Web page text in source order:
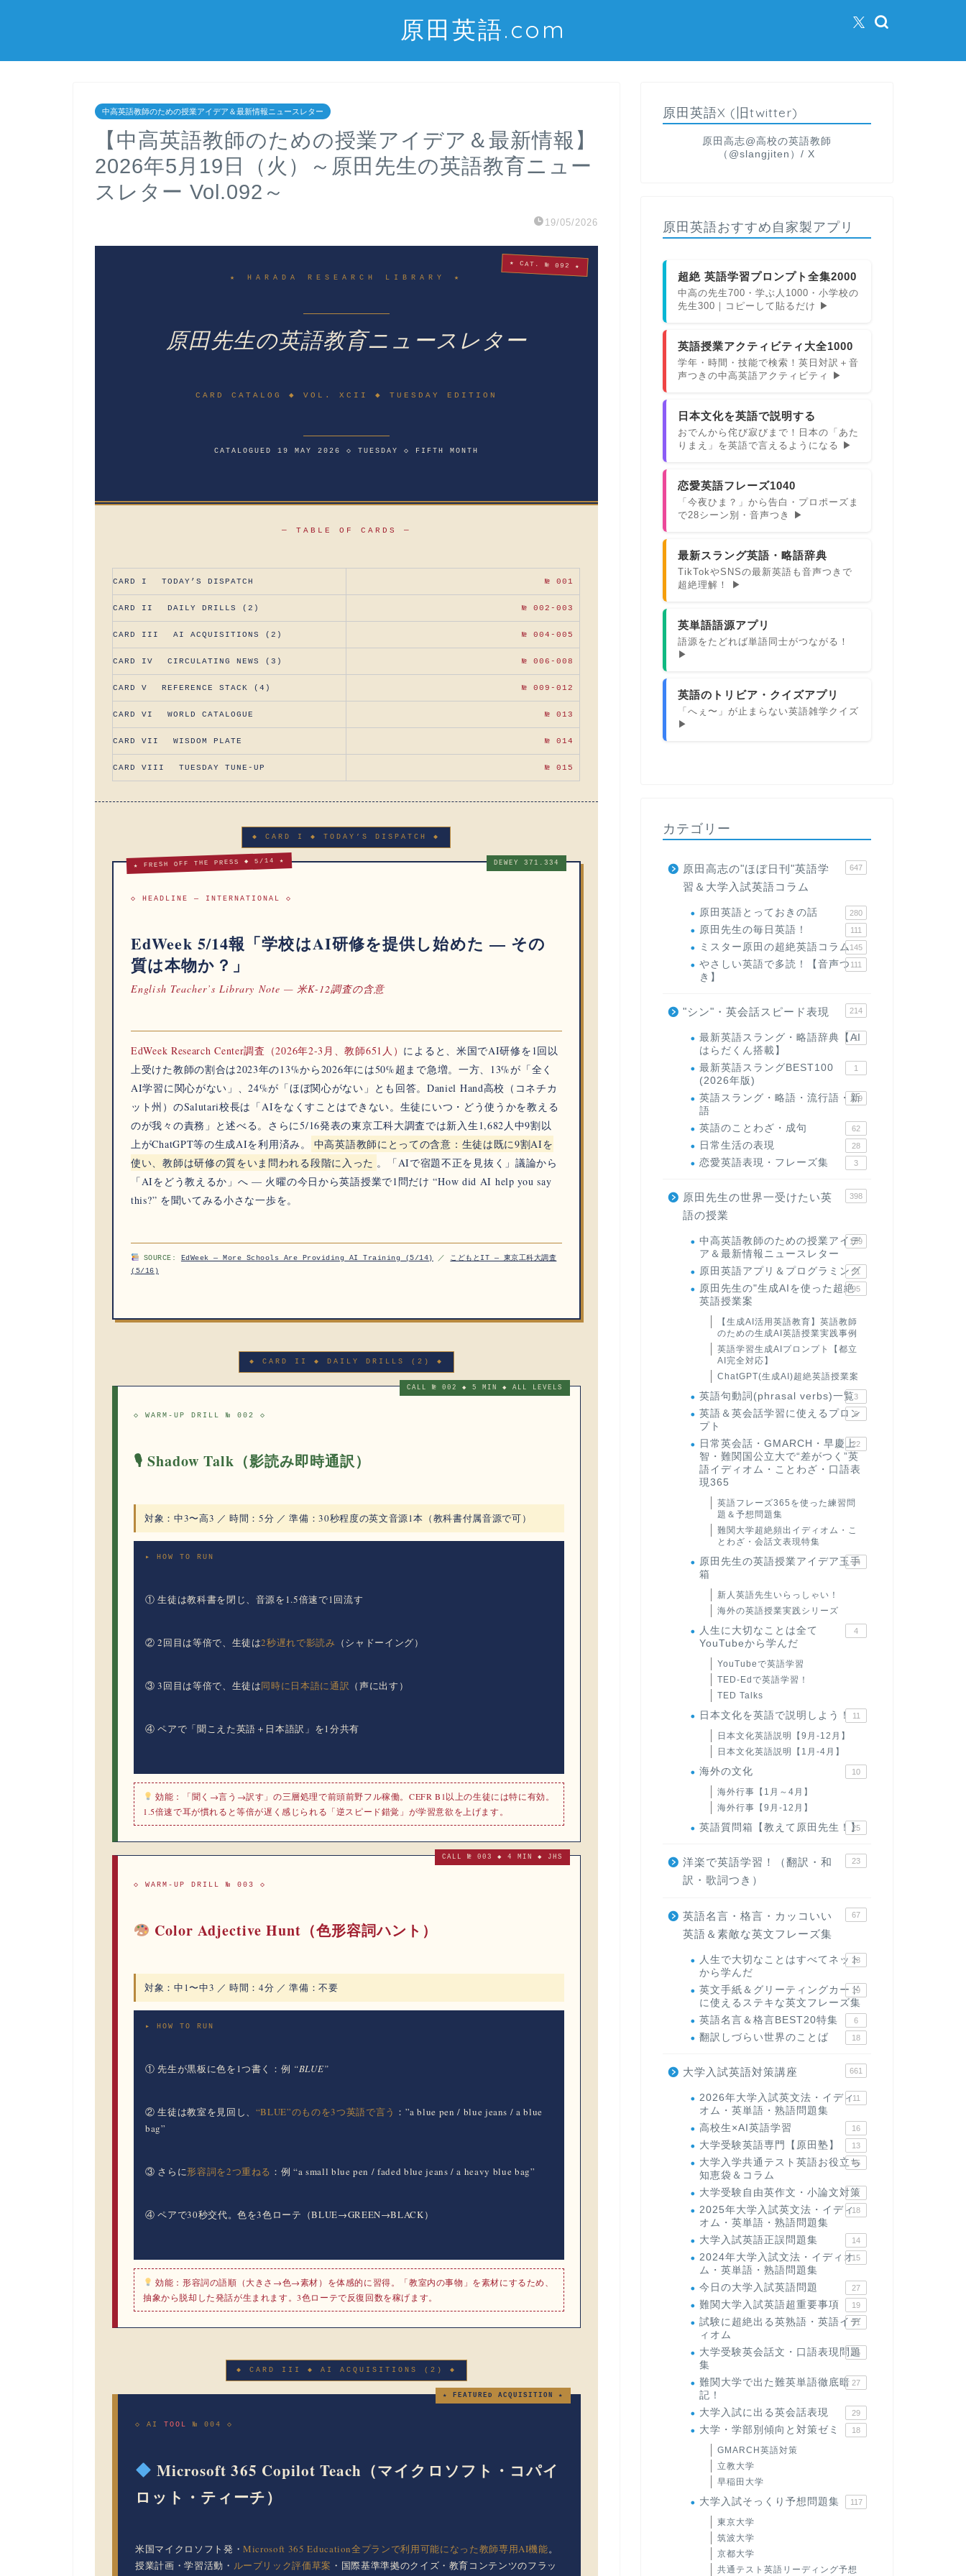
原田英語.com
中高英語教師のための授業アイデア＆最新情報ニュースレター
【中高英語教師のための授業アイデア＆最新情報】
2026年5月19日（火）～原田先生の英語教育ニュー
スレター Vol.092～
19/05/2026
★ CAT. № 092 ★
★ HARADA RESEARCH LIBRARY ★
原田先生の英語教育ニュースレター
CARD CATALOG ◆ VOL. XCII ◆ TUESDAY EDITION
CATALOGUED 19 MAY 2026 ◇ TUESDAY ◇ FIFTH MONTH
— TABLE OF CARDS —
CARD I TODAY’S DISPATCH № 001
CARD II DAILY DRILLS (2) № 002-003
CARD III AI ACQUISITIONS (2) № 004-005
CARD IV CIRCULATING NEWS (3) № 006-008
CARD V REFERENCE STACK (4) № 009-012
CARD VI WORLD CATALOGUE № 013
CARD VII WISDOM PLATE № 014
CARD VIII TUESDAY TUNE-UP № 015
◆ CARD I ◆ TODAY’S DISPATCH ◆
★ FRESH OFF THE PRESS ◆ 5/14 ★ DEWEY 371.334
◇ HEADLINE — INTERNATIONAL ◇
EdWeek 5/14報「学校はAI研修を提供し始めた — その
質は本物か？」
English Teacher’s Library Note — 米K-12調査の含意
EdWeek Research Center調査（2026年2-3月、教師651人） によると、米国でAI研修を1回以
上受けた教師の割合は2023年の13%から2026年には50%超 まで急増。一方、
13%が「全く
AI学習に関心がない」、24%が「ほぼ関心がない」 とも回答。Daniel Hand高校（コネチカ
ット州）のSalutari校長は「AIをなくすことはできない。生徒にいつ・どう使うかを教える
のが我々の責務」と述べる。さらに5/16発表の東京工科大調査では新入生1,682人中9割以
上がChatGPT等の生成AIを利用済み。
中高英語教師にとっての含意：生徒は既に9割AIを
使い、教師は研修の質をいま問われる段階に入った 。「AIで宿題不正を見抜く」議論から
「AIをどう教えるか」へ — 火曜の今日から英語授業で1問だけ “How did AI help you say
this?” を聞いてみる小さな一歩を。
SOURCE: EdWeek — More Schools Are Providing AI Training (5/14) ／ こどもとIT — 東京工科大調査
(5/16)
◆ CARD II ◆ DAILY DRILLS (2) ◆
CALL № 002 ◆ 5 MIN ◆ ALL LEVELS
◇ WARM-UP DRILL № 002 ◇
🎙 Shadow Talk（影読み即時通訳）
対象： 中3〜高3 ／時間：5分 ／準備：30秒程度の英文音源1本（教科書付属音源で可）
▸ HOW TO RUN
① 生徒は教科書を閉じ、音源を1.5倍速で1回流す
② 2回目は等倍で、生徒は2秒遅れで影読み （シャドーイング）
③ 3回目は等倍で、生徒は同時に日本語に通訳 （声に出す）
④ ペアで「聞こえた英語＋日本語訳」を1分共有
効能：
「聞く→言う→訳す」の三層処理で前頭前野フル稼働。CEFR B1以上の生徒には特に有効。
1.5倍速で耳が慣れると等倍が遅く感じられる「逆スピード錯覚」が学習意欲を上げます。
CALL № 003 ◆ 4 MIN ◆ JHS
◇ WARM-UP DRILL № 003 ◇
Color Adjective Hunt（色形容詞ハント）
対象： 中1〜中3 ／時間：4分 ／準備：不要
▸ HOW TO RUN
① 先生が黒板に色を1つ書く：例 “BLUE”
② 生徒は教室を見回し、 “BLUE”のものを3つ英語で言う ：”a blue pen / blue jeans / a blue
bag”
③ さらに形容詞を2つ重ねる ：例 “a small blue pen / faded blue jeans / a heavy blue bag”
④ ペアで30秒交代。色を3色ローテ（BLUE→GREEN→BLACK）
効能：形容詞の語順（大きさ→色→素材）を体感的に習得。「教室内の事物」を素材にするため、
抽象から脱却した発話が生まれます。3色ローテで反復回数を稼げます。
◆ CARD III ◆ AI ACQUISITIONS (2) ◆
★ FEATURED ACQUISITION ★
◇ AI TOOL № 004 ◇
Microsoft 365 Copilot Teach（マイクロソフト・コパイ
ロット・ティーチ）
米国マイクロソフト発・Microsoft 365 Education全プランで利用可能になった教師専用AI機能。
授業計画・学習活動・ ルーブリック評価草案 ・国際基準準拠のクイズ・教育コンテンツのフラッ
原田英語X (旧twitter)
原田高志@高校の英語教師
（@slangjiten）/ X
原田英語おすすめ自家製アプリ
超絶 英語学習プロンプト全集2000
中高の先生700・学ぶ人1000・小学校の
先生300｜コピーして貼るだけ ▶
英語授業アクティビティ大全1000
学年・時間・技能で検索！英日対訳＋音
声つきの中高英語アクティビティ ▶
日本文化を英語で説明する
おでんから侘び寂びまで！日本の「あた
りまえ」を英語で言えるようになる ▶
恋愛英語フレーズ1040
「今夜ひま？」から告白・プロポーズま
で28シーン別・音声つき ▶
最新スラング英語・略語辞典
TikTokやSNSの最新英語も音声つきで
超絶理解！ ▶
英単語語源アプリ
語源をたどれば単語同士がつながる！
▶
英語のトリビア・クイズアプリ
「へぇ〜」が止まらない英語雑学クイズ
▶
カテゴリー
原田高志の"ほぼ日刊"英語学
習＆大学入試英語コラム
647
原田英語とっておきの話 280
原田先生の毎日英語！ 111
ミスター原田の超絶英語コラム145
やさしい英語で多読！【音声つ
き】
111
"シン"・英会話スピード表現 214
最新英語スラング・略語辞典【AI
はらだくん搭載】
1
最新英語スラングBEST100
(2026年版)
1
英語スラング・略語・流行語・新
語
119
英語のことわざ・成句 62
日常生活の表現 28
恋愛英語表現・フレーズ集 3
原田先生の世界一受けたい英
語の授業
398
中高英語教師のための授業アイデ
ア＆最新情報ニュースレター
169
原田英語アプリ＆プログラミング
31
原田先生の"生成AIを使った超絶
英語授業案
95
【生成AI活用英語教育】英語教師
のための生成AI英語授業実践事例
英語学習生成AIプロンプト【都立
AI完全対応】
ChatGPT(生成AI)超絶英語授業案
英語句動詞(phrasal verbs)一覧3
英語＆英会話学習に使えるプロン
プト
6
日常英会話・GMARCH・早慶上
智・難関国公立大で“差がつく”英
語イディオム・ことわざ・口語表
現365
22
英語フレーズ365を使った練習問
題＆予想問題集
難関大学超絶頻出イディオム・こ
とわざ・会話文表現特集
原田先生の英語授業アイデア玉手
箱
24
新人英語先生いらっしゃい！
海外の英語授業実践シリーズ
人生に大切なことは全て
YouTubeから学んだ
4
YouTubeで英語学習
TED-Edで英語学習！
TED Talks
日本文化を英語で説明しよう！ 11
日本文化英語説明【9月-12月】
日本文化英語説明【1月-4月】
海外の文化 10
海外行事【1月～4月】
海外行事【9月-12月】
英語質問箱【教えて原田先生！】
25
洋楽で英語学習！（翻訳・和
訳・歌詞つき）
23
英語名言・格言・カッコいい
英語＆素敵な英文フレーズ集
67
人生で大切なことはすべてネット
から学んだ
23
英文手紙＆グリーティングカード
に使えるステキな英文フレーズ集
19
英語名言＆格言BEST20特集 6
翻訳しづらい世界のことば 18
大学入試英語対策講座 661
2026年大学入試英文法・イディ
オム・英単語・熟語問題集
11
高校生×AI英語学習 16
大学受験英語専門【原田塾】 13
大学入学共通テスト英語お役立ち
知恵袋＆コラム
45
大学受験自由英作文・小論文対策
8
2025年大学入試英文法・イディ
オム・英単語・熟語問題集
18
大学入試英語正誤問題集 14
2024年大学入試文法・イディオ
ム・英単語・熟語問題集
15
今日の大学入試英語問題 27
難関大学入試英語超重要事項 19
試験に超絶出る英熟語・英語イデ
ィオム
71
大学受験英会話文・口語表現問題
集
35
難関大学で出た難英単語徹底暗
記！
27
大学入試に出る英会話表現 29
大学・学部別傾向と対策ゼミ 18
GMARCH英語対策
立教大学
早稲田大学
大学入試そっくり予想問題集 117
東京大学
筑波大学
京都大学
共通テスト英語リーディング予想